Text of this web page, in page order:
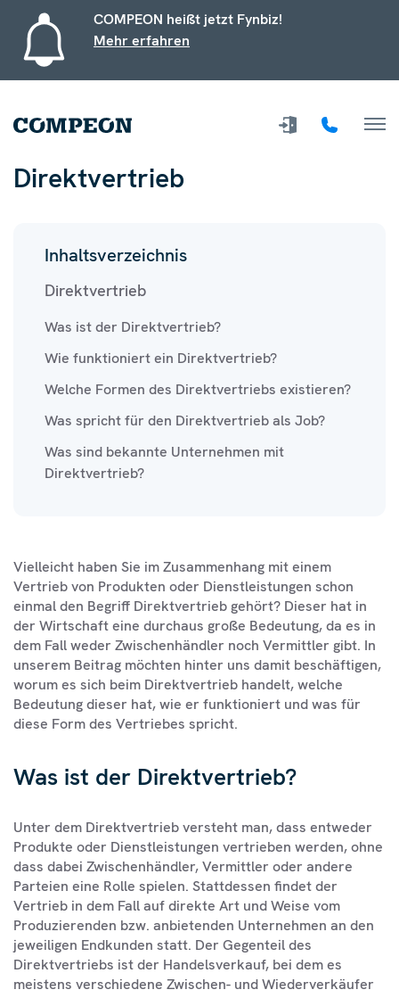
COMPEON heißt jetzt Fynbiz!
Mehr erfahren
Direktvertrieb
Inhaltsverzeichnis
Direktvertrieb
Was ist der Direktvertrieb?
Wie funktioniert ein Direktvertrieb?
Welche Formen des Direktvertriebs existieren?
Was spricht für den Direktvertrieb als Job?
Was sind bekannte Unternehmen mit
Direktvertrieb?
Vielleicht haben Sie im Zusammenhang mit einem
Vertrieb von Produkten oder Dienstleistungen schon
einmal den Begriff Direktvertrieb gehört? Dieser hat in
der Wirtschaft eine durchaus große Bedeutung, da es in
dem Fall weder Zwischenhändler noch Vermittler gibt. In
unserem Beitrag möchten hinter uns damit beschäftigen,
worum es sich beim Direktvertrieb handelt, welche
Bedeutung dieser hat, wie er funktioniert und was für
diese Form des Vertriebes spricht.
Was ist der Direktvertrieb?
Unter dem Direktvertrieb versteht man, dass entweder
Produkte oder Dienstleistungen vertrieben werden, ohne
dass dabei Zwischenhändler, Vermittler oder andere
Parteien eine Rolle spielen. Stattdessen findet der
Vertrieb in dem Fall auf direkte Art und Weise vom
Produzierenden bzw. anbietenden Unternehmen an den
jeweiligen Endkunden statt. Der Gegenteil des
Direktvertriebs ist der Handelsverkauf, bei dem es
meistens verschiedene Zwischen- und Wiederverkäufer